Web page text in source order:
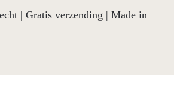
| Gratis verzending | Made in